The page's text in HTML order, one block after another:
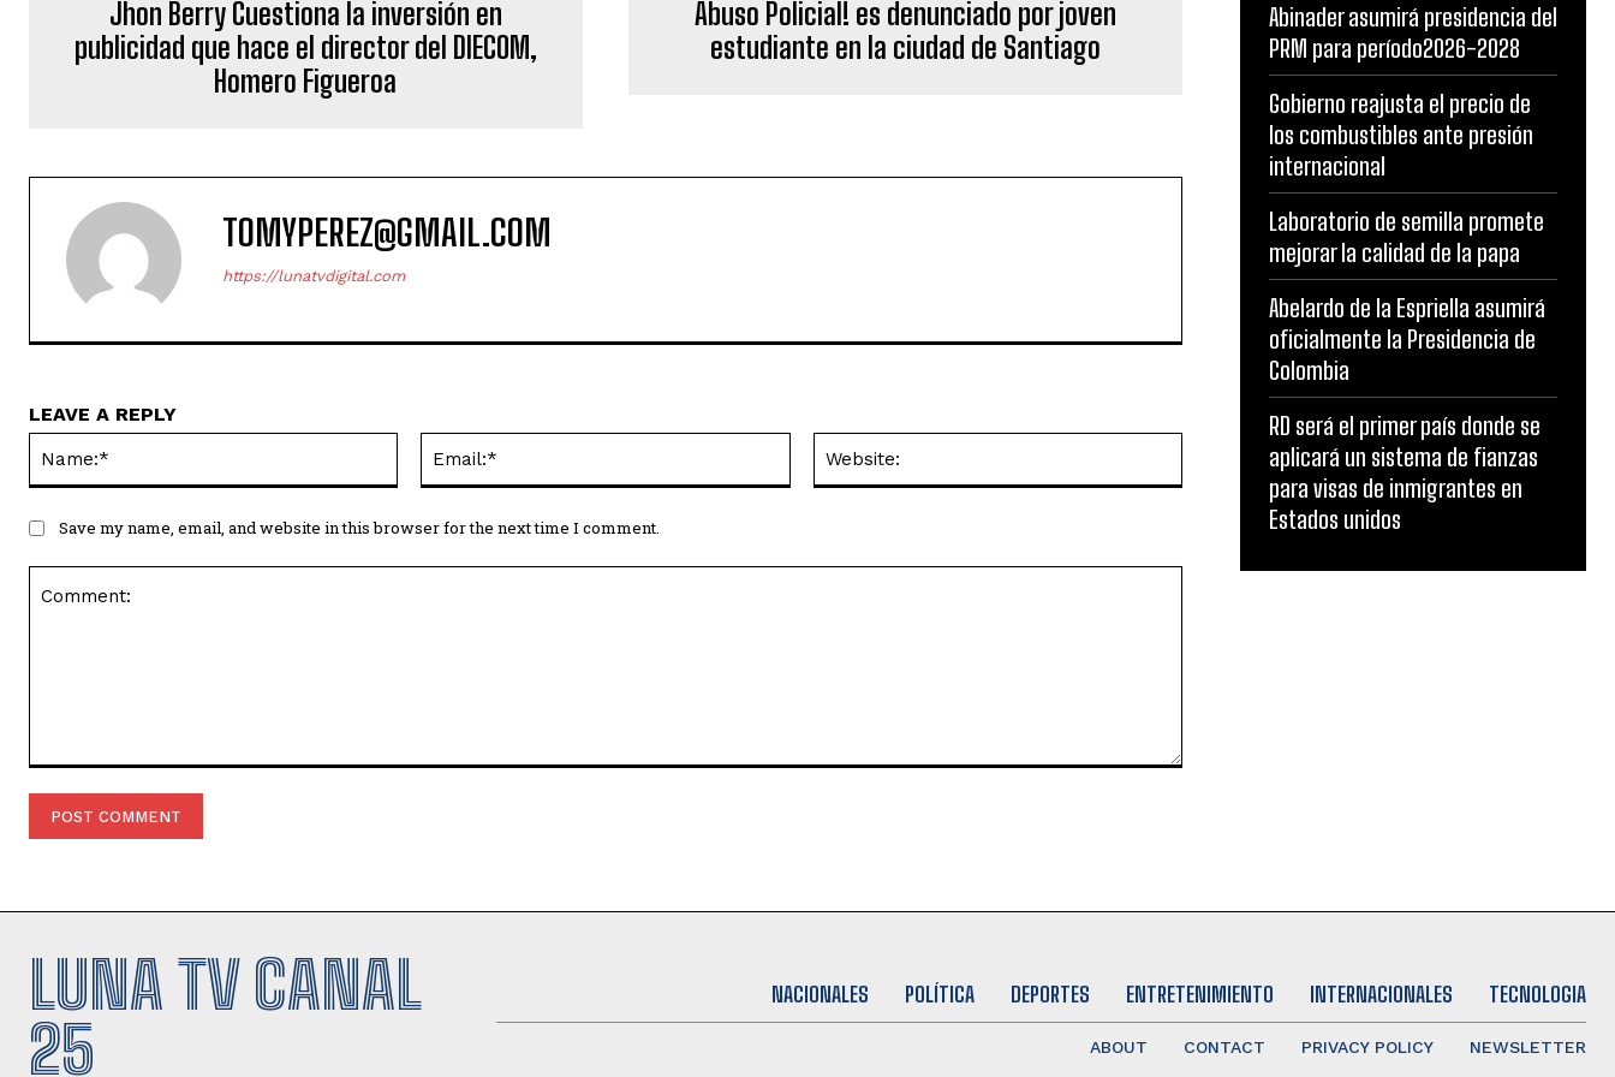
Jhon Berry Cuestiona la inversión en
publicidad que hace el director del DIECOM,
Homero Figueroa
Abuso Policial! es denunciado por joven
estudiante en la ciudad de Santiago
TOMYPEREZ@GMAIL.COM
https://lunatvdigital.com
LEAVE A REPLY
Save my name, email, and website in this browser for the next time I comment.
Abinader asumirá presidencia del
PRM para período2026-2028
Gobierno reajusta el precio de
los combustibles ante presión
internacional
Laboratorio de semilla promete
mejorar la calidad de la papa
Abelardo de la Espriella asumirá
oficialmente la Presidencia de
Colombia
RD será el primer país donde se
aplicará un sistema de fianzas
para visas de inmigrantes en
Estados unidos
LUNA TV CANAL
25
NACIONALES POLÍTICA DEPORTES ENTRETENIMIENTO INTERNACIONALES TECNOLOGIA
ABOUT CONTACT PRIVACY POLICY NEWSLETTER